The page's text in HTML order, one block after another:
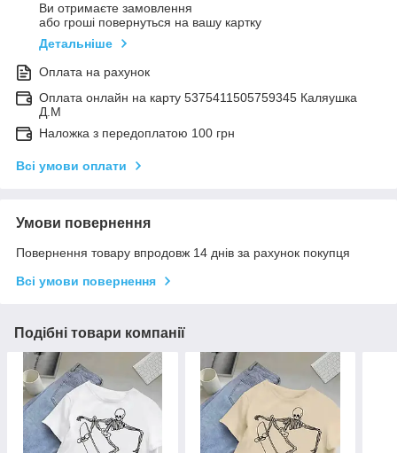
Ви отримаєте замовлення
або гроші повернуться на вашу картку
Детальніше
Оплата на рахунок
Оплата онлайн на карту 5375411505759345 Каляушка
Д.М
Наложка з передоплатою 100 грн
Всі умови оплати
Умови повернення
Повернення товару впродовж 14 днів за рахунок покупця
Всі умови повернення
Подібні товари компанії